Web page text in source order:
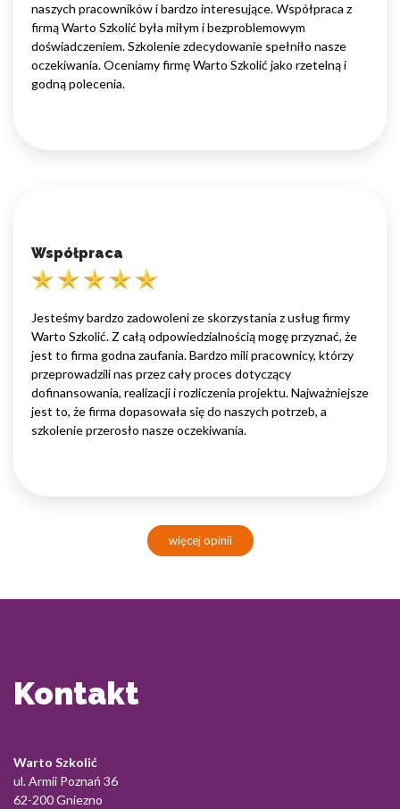
naszych pracowników i bardzo interesujące. Współpraca z
firmą Warto Szkolić była miłym i bezproblemowym
doświadczeniem. Szkolenie zdecydowanie spełniło nasze
oczekiwania. Oceniamy firmę Warto Szkolić jako rzetelną i
godną polecenia.
Współpraca
Jesteśmy bardzo zadowoleni ze skorzystania z usług firmy
Warto Szkolić. Z całą odpowiedzialnością mogę przyznać, że
jest to firma godna zaufania. Bardzo mili pracownicy, którzy
przeprowadzili nas przez cały proces dotyczący
dofinansowania, realizacji i rozliczenia projektu. Najważniejsze
jest to, że firma dopasowała się do naszych potrzeb, a
szkolenie przerosło nasze oczekiwania.
więcej opinii
Kontakt
Warto Szkolić
ul. Armii Poznań 36
62-200 Gniezno